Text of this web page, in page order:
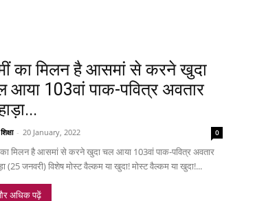
का मिलन है आसमां से करने खुदा
आया 103वां पाक-पवित्र अवतार
- 20 January, 2022 0
मिलन है आसमां से करने खुदा चल आया 103वां पाक-पवित्र अवतार
(25 जनवरी) विशेष मोस्ट वैल्कम या खुदा! मोस्ट वैल्कम या खुदा!...
अधिक पढ़ें